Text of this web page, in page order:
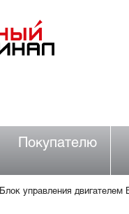
Покупателю
Блок управления двигателем